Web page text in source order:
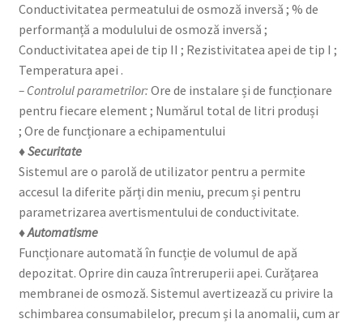
Conductivitatea permeatului de osmoză inversă ; % de
performanță a modulului de osmoză inversă ;
Conductivitatea apei de tip II ; Rezistivitatea apei de tip I ;
Temperatura apei .
– Controlul parametrilor: Ore de instalare și de funcționare
pentru fiecare element ; Numărul total de litri produși
; Ore de funcționare a echipamentului
♦ Securitate
Sistemul are o parolă de utilizator pentru a permite
accesul la diferite părți din meniu, precum și pentru
parametrizarea avertismentului de conductivitate.
♦ Automatisme
Funcționare automată în funcție de volumul de apă
depozitat. Oprire din cauza întreruperii apei. Curățarea
membranei de osmoză. Sistemul avertizează cu privire la
schimbarea consumabilelor, precum și la anomalii, cum ar